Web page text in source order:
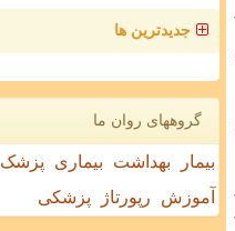
جدیدترین ها
گروههای روان ما
بیمار بهداشت بیماری پزشک
آموزش
رپورتاژ پزشکی